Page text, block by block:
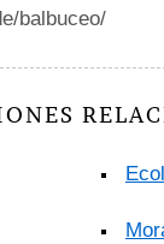
balbuceo/